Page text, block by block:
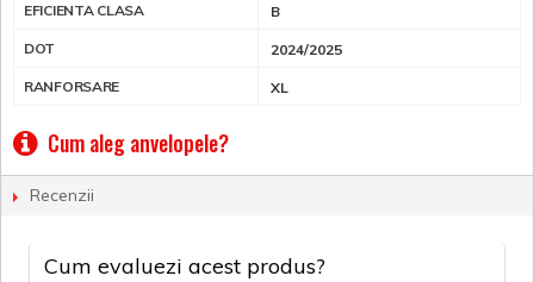
EFICIENTA CLASA B
DOT 2024/2025
RANFORSARE XL
Cum aleg anvelopele?
Recenzii
Cum evaluezi acest produs?